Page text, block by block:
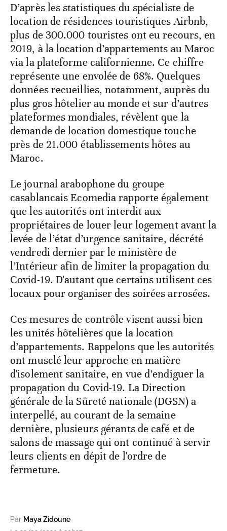
D’après les statistiques du spécialiste de
location de résidences touristiques Airbnb,
plus de 300.000 touristes ont eu recours, en
2019, à la location d’appartements au Maroc
via la plateforme californienne. Ce chiffre
représente une envolée de 68%. Quelques
données recueillies, notamment, auprès du
plus gros hôtelier au monde et sur d’autres
plateformes mondiales, révèlent que la
demande de location domestique touche
près de 21.000 établissements hôtes au
Maroc.
Le journal arabophone du groupe
casablancais Ecomedia rapporte également
que les autorités ont interdit aux
propriétaires de louer leur logement avant la
levée de l’état d’urgence sanitaire, décrété
vendredi dernier par le ministère de
l’Intérieur afin de limiter la propagation du
Covid-19. D'autant que certains utilisent ces
locaux pour organiser des soirées arrosées.
Ces mesures de contrôle visent aussi bien
les unités hôtelières que la location
d’appartements. Rappelons que les autorités
ont musclé leur approche en matière
d'isolement sanitaire, en vue d’endiguer la
propagation du Covid-19. La Direction
générale de la Sûreté nationale (DGSN) a
interpellé, au courant de la semaine
dernière, plusieurs gérants de café et de
salons de massage qui ont continué à servir
leurs clients en dépit de l'ordre de
fermeture.
Par Maya Zidoune